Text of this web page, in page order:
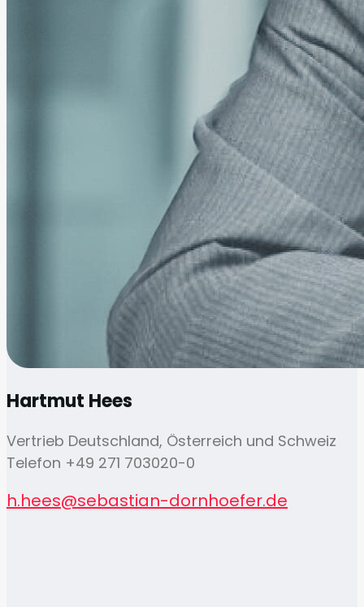
Hartmut Hees
Vertrieb Deutschland, Österreich und Schweiz
Telefon +49 271 703020-0
h.hees@sebastian-dornhoefer.de